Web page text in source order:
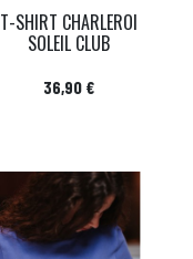
T-SHIRT CHARLEROI
SOLEIL CLUB
Prix
36,90 €